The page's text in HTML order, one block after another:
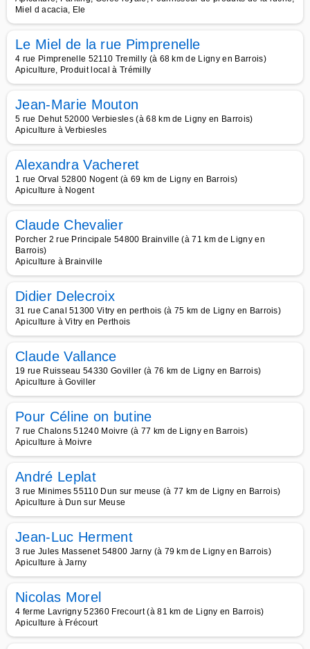
Miel d acacia, Ele
Le Miel de la rue Pimprenelle
4 rue Pimprenelle 52110 Tremilly (à 68 km de Ligny en Barrois)
Apiculture, Produit local à Trémilly
Jean-Marie Mouton
5 rue Dehut 52000 Verbiesles (à 68 km de Ligny en Barrois)
Apiculture à Verbiesles
Alexandra Vacheret
1 rue Orval 52800 Nogent (à 69 km de Ligny en Barrois)
Apiculture à Nogent
Claude Chevalier
Porcher 2 rue Principale 54800 Brainville (à 71 km de Ligny en
Barrois)
Apiculture à Brainville
Didier Delecroix
31 rue Canal 51300 Vitry en perthois (à 75 km de Ligny en Barrois)
Apiculture à Vitry en Perthois
Claude Vallance
19 rue Ruisseau 54330 Goviller (à 76 km de Ligny en Barrois)
Apiculture à Goviller
Pour Céline on butine
7 rue Chalons 51240 Moivre (à 77 km de Ligny en Barrois)
Apiculture à Moivre
André Leplat
3 rue Minimes 55110 Dun sur meuse (à 77 km de Ligny en Barrois)
Apiculture à Dun sur Meuse
Jean-Luc Herment
3 rue Jules Massenet 54800 Jarny (à 79 km de Ligny en Barrois)
Apiculture à Jarny
Nicolas Morel
4 ferme Lavrigny 52360 Frecourt (à 81 km de Ligny en Barrois)
Apiculture à Frécourt